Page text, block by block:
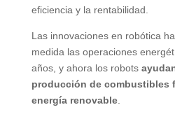
eficiencia y la rentabilidad.
Las innovaciones en robótica
medida las operaciones
años, y ahora los robots
producción de combustibles
energía renovable.